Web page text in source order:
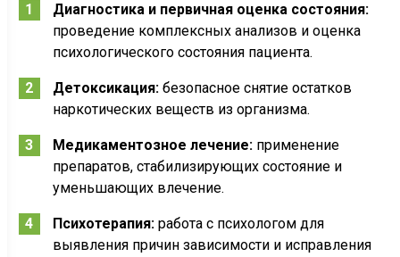
Диагностика и первичная оценка состояния:
проведение комплексных анализов и оценка
психологического состояния пациента.
Детоксикация:безопасное снятие остатков
наркотических веществ из организма.
Медикаментозное лечение:применение
препаратов, стабилизирующих состояние и
уменьшающих влечение.
Психотерапия:работа с психологом для
выявления причин зависимости и исправления